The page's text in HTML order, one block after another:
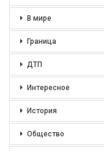
В мире
Граница
ДТП
Интересное
История
Общество